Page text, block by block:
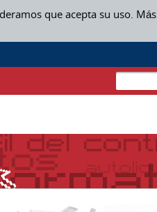
que acepta su uso.